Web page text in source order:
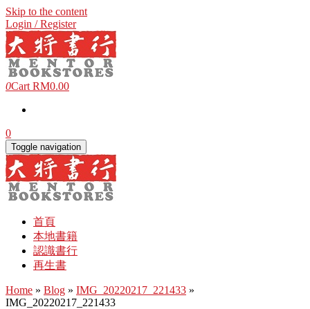
Skip to the content
Login / Register
0Cart RM0.00
0
Toggle navigation
首頁
本地書籍
認識書行
再生書
Home » Blog » IMG_20220217_221433 »
IMG_20220217_221433